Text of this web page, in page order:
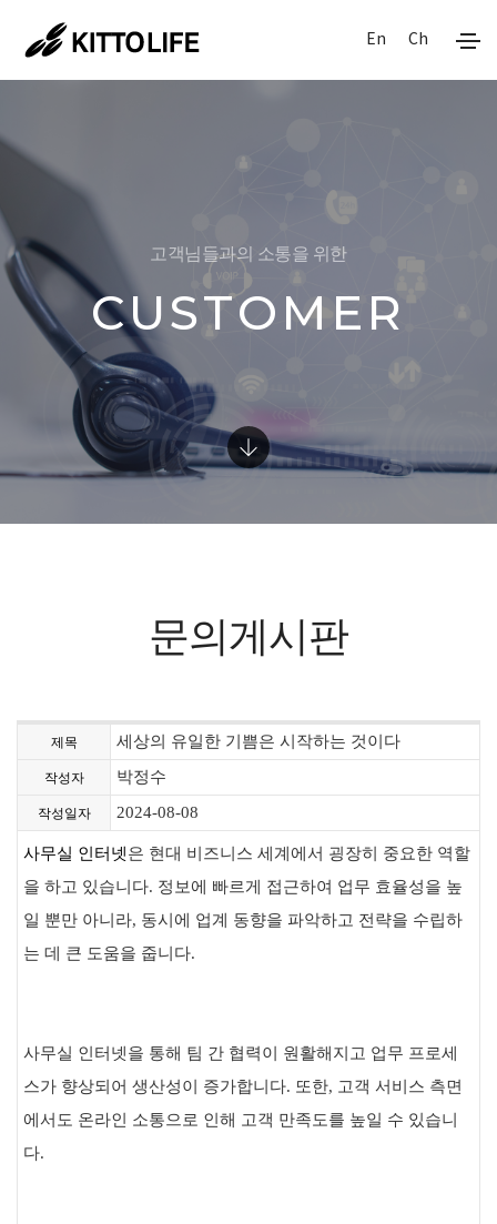
En Ch
고객님들과의 소통을 위한
CUSTOMER
문의게시판
제목 세상의 유일한 기쁨은 시작하는 것이다
작성자 박정수
작성일자 2024-08-08
사무실 인터넷은 현대 비즈니스 세계에서 굉장히 중요한 역할
을 하고 있습니다. 정보에 빠르게 접근하여 업무 효율성을 높
일 뿐만 아니라, 동시에 업계 동향을 파악하고 전략을 수립하
는 데 큰 도움을 줍니다.
사무실 인터넷을 통해 팀 간 협력이 원활해지고 업무 프로세
스가 향상되어 생산성이 증가합니다. 또한, 고객 서비스 측면
에서도 온라인 소통으로 인해 고객 만족도를 높일 수 있습니
다.